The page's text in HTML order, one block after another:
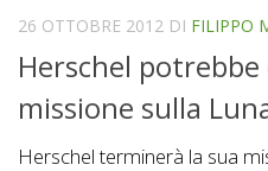
26 OTTOBRE 2012 DI FILIPPO
Herschel
missione sulla
Herschel terminerà la sua